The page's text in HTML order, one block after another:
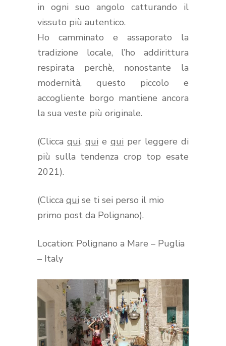
in ogni suo angolo catturando il
vissuto più autentico.
Ho camminato e assaporato la
tradizione locale, l’ho addirittura
respirata perchè, nonostante la
modernità, questo piccolo e
accogliente borgo mantiene ancora
la sua veste più originale.
(Clicca qui, qui e qui per leggere di
più sulla tendenza crop top esate
2021).
(Clicca qui se ti sei perso il mio
primo post da Polignano).
Location: Polignano a Mare – Puglia
– Italy